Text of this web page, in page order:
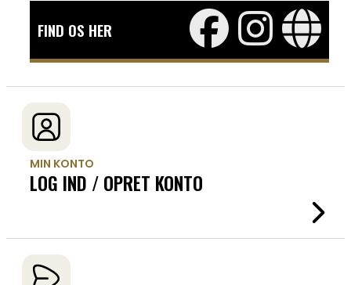
FIND OS HER
MIN KONTO
LOG IND / OPRET KONTO